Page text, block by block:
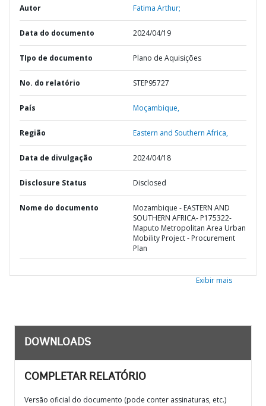
Autor Fatima Arthur;
Data do documento 2024/04/19
TIpo de documento Plano de Aquisições
No. do relatório STEP95727
País Moçambique,
Região Eastern and Southern Africa,
Data de divulgação 2024/04/18
Disclosure Status Disclosed
Nome do documento
Mozambique - EASTERN AND
SOUTHERN AFRICA- P175322-
Maputo Metropolitan Area Urban
Mobility Project - Procurement
Plan
Exibir mais
DOWNLOADS
COMPLETAR RELATÓRIO
Versão oficial do documento (pode conter assinaturas, etc.)